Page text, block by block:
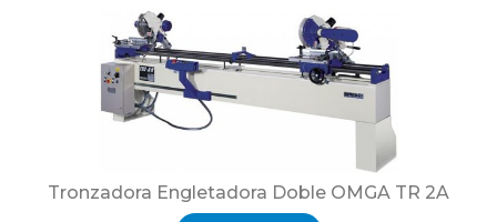
Tronzadora Engletadora Doble OMGA TR 2A